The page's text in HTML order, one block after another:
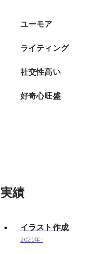
ユーモア
ライティング
社交性高い
好奇心旺盛
実績
イラスト作成
2021年-